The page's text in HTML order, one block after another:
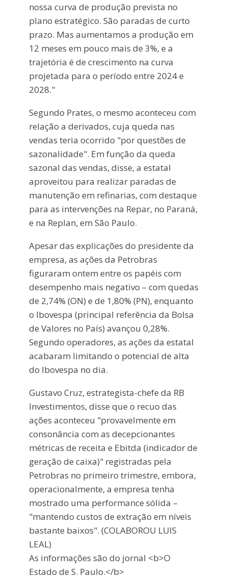
nossa curva de produção prevista no
plano estratégico. São paradas de curto
prazo. Mas aumentamos a produção em
12 meses em pouco mais de 3%, e a
trajetória é de crescimento na curva
projetada para o período entre 2024 e
2028."
Segundo Prates, o mesmo aconteceu com
relação a derivados, cuja queda nas
vendas teria ocorrido "por questões de
sazonalidade". Em função da queda
sazonal das vendas, disse, a estatal
aproveitou para realizar paradas de
manutenção em refinarias, com destaque
para as intervenções na Repar, no Paraná,
e na Replan, em São Paulo.
Apesar das explicações do presidente da
empresa, as ações da Petrobras
figuraram ontem entre os papéis com
desempenho mais negativo – com quedas
de 2,74% (ON) e de 1,80% (PN), enquanto
o Ibovespa (principal referência da Bolsa
de Valores no País) avançou 0,28%.
Segundo operadores, as ações da estatal
acabaram limitando o potencial de alta
do Ibovespa no dia.
Gustavo Cruz, estrategista-chefe da RB
Investimentos, disse que o recuo das
ações aconteceu "provavelmente em
consonância com as decepcionantes
métricas de receita e Ebitda (indicador de
geração de caixa)" registradas pela
Petrobras no primeiro trimestre, embora,
operacionalmente, a empresa tenha
mostrado uma performance sólida –
"mantendo custos de extração em níveis
bastante baixos". (COLABOROU LUIS
LEAL)
As informações são do jornal <b>O
Estado de S. Paulo.</b>